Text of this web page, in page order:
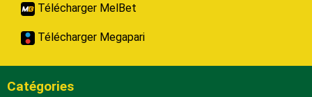
Télécharger MelBet
Télécharger Megapari
Catégories